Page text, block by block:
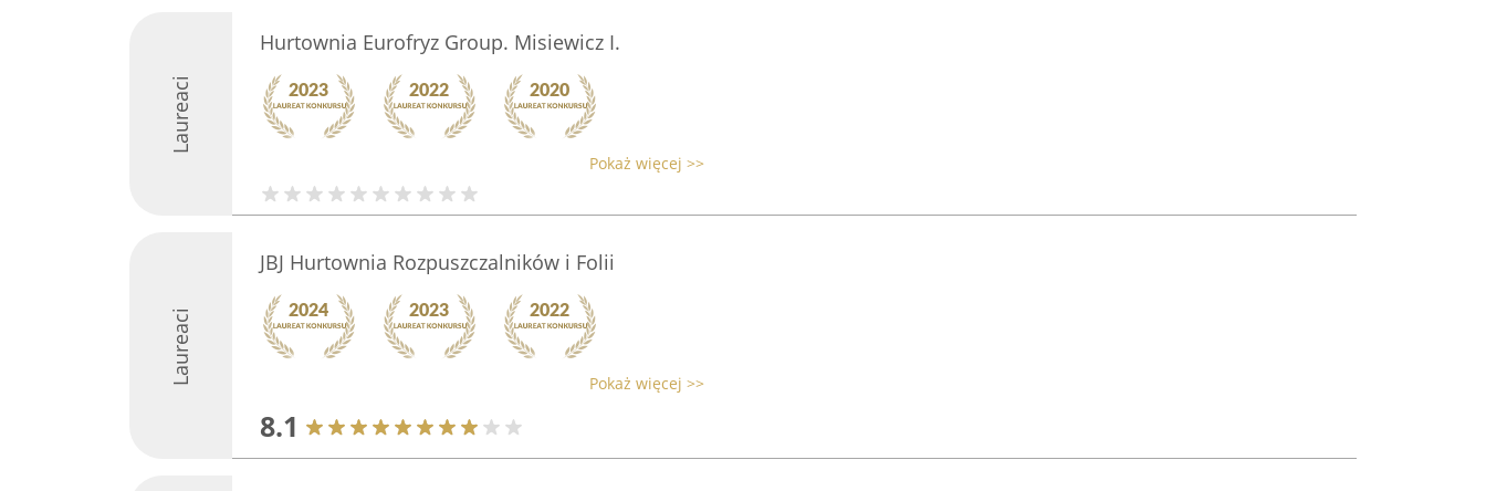
Laureaci
Hurtownia Eurofryz Group. Misiewicz I.
Pokaż więcej >>
Laureaci
JBJ Hurtownia Rozpuszczalników i Folii
Pokaż więcej >>
8.1